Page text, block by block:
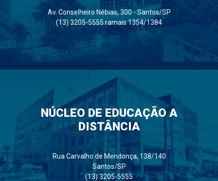
Av. Conselheiro Nébias, 300 - Santos/SP
(13) 3205-5555 ramais 1354/1384
NÚCLEO DE EDUCAÇÃO A
DISTÂNCIA
Rua Carvalho de Mendonça, 138/140
Santos/SP
(13) 3205-5555